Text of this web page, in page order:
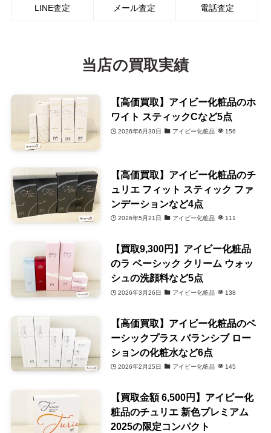
LINE査定 メール査定 電話査定
当店の買取実績
【高価買取】アイビー化粧品のホ
ワイト スティックCなど5点
2026年6月30日 アイビー化粧品 156
【高価買取】アイビー化粧品のチ
ュリエ フィット スティック ファ
ンデーションなど4点
2026年5月21日 アイビー化粧品 111
【買取9,300円】アイビー化粧品
のラ ベーシック クリーム ウォッ
シュの洗顔料など5点
2026年3月26日 アイビー化粧品 138
【高価買取】アイビー化粧品のベ
ーシックプラス バランシブ ロー
ションの化粧水など6点
2026年2月25日 アイビー化粧品 145
【買取金額 6,500円】アイビー化
粧品のチュリエ 新色プレミアム
2025の限定コンパクト